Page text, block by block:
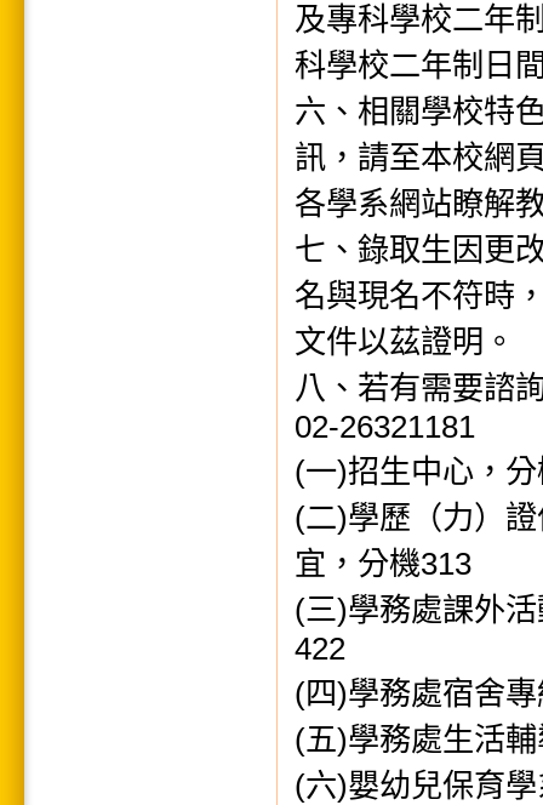
及專科學校二年
科學校二年制日
六、相關學校特
訊，請至本校網
各學系網站瞭解
七、錄取生因更
名與現名不符時
文件以茲證明。
八、若有需要諮
02-26321181
(一)招生中心，
(二)學歷（力）
宜，分機313
(三)學務處課外
422
(四)學務處宿舍
(五)學務處生活
(六)嬰幼兒保育